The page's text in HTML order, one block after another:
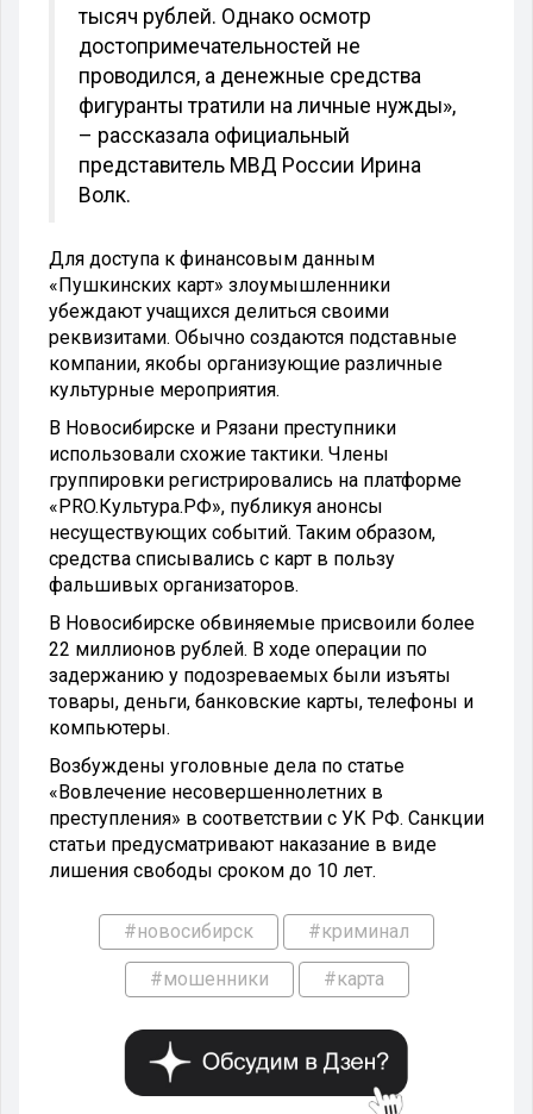
тысяч рублей. Однако осмотр
достопримечательностей не
проводился, а денежные средства
фигуранты тратили на личные нужды»,
– рассказала официальный
представитель МВД России Ирина
Волк.
Для доступа к финансовым данным
«Пушкинских карт» злоумышленники
убеждают учащихся делиться своими
реквизитами. Обычно создаются подставные
компании, якобы организующие различные
культурные мероприятия.
В Новосибирске и Рязани преступники
использовали схожие тактики. Члены
группировки регистрировались на платформе
«PRO.Культура.РФ», публикуя анонсы
несуществующих событий. Таким образом,
средства списывались с карт в пользу
фальшивых организаторов.
В Новосибирске обвиняемые присвоили более
22 миллионов рублей. В ходе операции по
задержанию у подозреваемых были изъяты
товары, деньги, банковские карты, телефоны и
компьютеры.
Возбуждены уголовные дела по статье
«Вовлечение несовершеннолетних в
преступления» в соответствии с УК РФ. Санкции
статьи предусматривают наказание в виде
лишения свободы сроком до 10 лет.
#новосибирск #криминал
#мошенники #карта